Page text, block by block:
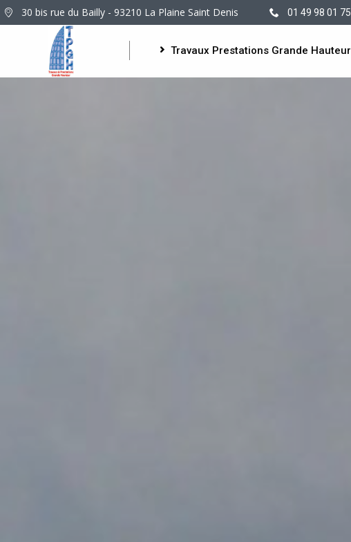
30 bis rue du Bailly - 93210 La Plaine Saint Denis 01 49 98 01 75
Travaux Prestations Grande Hauteur